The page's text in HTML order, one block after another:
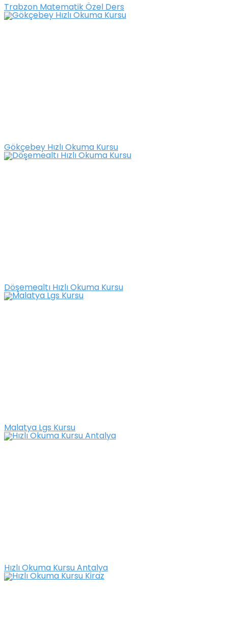
Trabzon Matematik Özel Ders
Gökçebey Hızlı Okuma Kursu
Döşemealtı Hızlı Okuma Kursu
Malatya Lgs Kursu
Hızlı Okuma Kursu Antalya